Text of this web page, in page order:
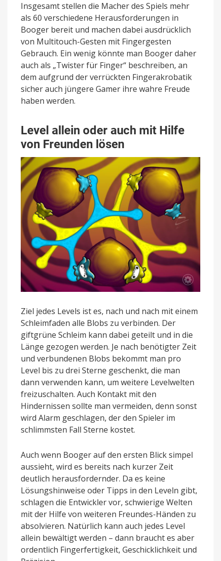
Insgesamt stellen die Macher des Spiels mehr
als 60 verschiedene Herausforderungen in
Booger bereit und machen dabei ausdrücklich
von Multitouch-Gesten mit Fingergesten
Gebrauch. Ein wenig könnte man Booger daher
auch als „Twister für Finger“ beschreiben, an
dem aufgrund der verrückten Fingerakrobatik
sicher auch jüngere Gamer ihre wahre Freude
haben werden.
Level allein oder auch mit Hilfe
von Freunden lösen
Ziel jedes Levels ist es, nach und nach mit einem
Schleimfaden alle Blobs zu verbinden. Der
giftgrüne Schleim kann dabei geteilt und in die
Länge gezogen werden. Je nach benötigter Zeit
und verbundenen Blobs bekommt man pro
Level bis zu drei Sterne geschenkt, die man
dann verwenden kann, um weitere Levelwelten
freizuschalten. Auch Kontakt mit den
Hindernissen sollte man vermeiden, denn sonst
wird Alarm geschlagen, der den Spieler im
schlimmsten Fall Sterne kostet.
Auch wenn Booger auf den ersten Blick simpel
aussieht, wird es bereits nach kurzer Zeit
deutlich herausfordernder. Da es keine
Lösungshinweise oder Tipps in den Leveln gibt,
schlagen die Entwickler vor, schwierige Welten
mit der Hilfe von weiteren Freundes-Händen zu
absolvieren. Natürlich kann auch jedes Level
allein bewältigt werden – dann braucht es aber
ordentlich Fingerfertigkeit, Geschicklichkeit und